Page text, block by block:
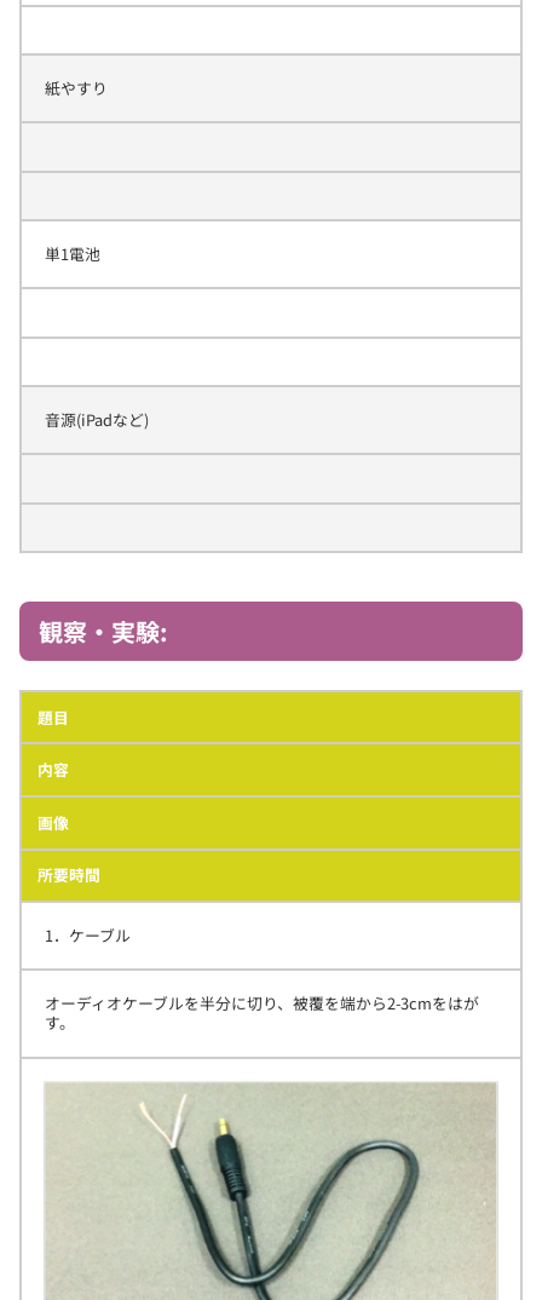
紙やすり
単1電池
音源(iPadなど)
観察・実験:
題目
内容
画像
所要時間
1．ケーブル
オーディオケーブルを半分に切り、被覆を端から2-3cmをはが
す。